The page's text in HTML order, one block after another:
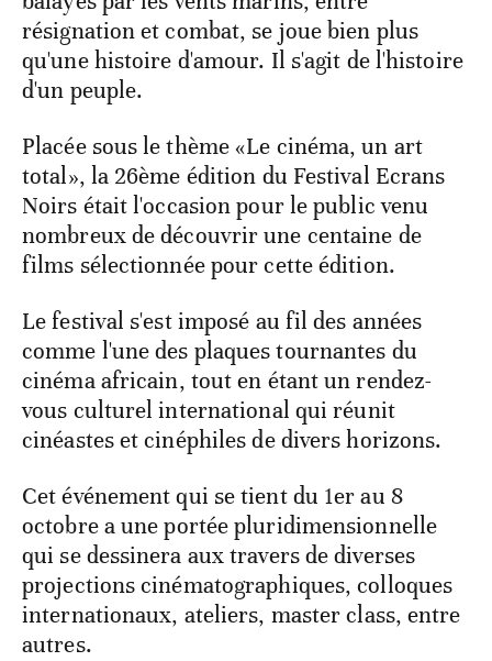
résignation et combat, se joue bien plus
qu'une histoire d'amour. Il s'agit de l'histoire
d'un peuple.
Placée sous le thème «Le cinéma, un art
total», la 26ème édition du Festival Ecrans
Noirs était l'occasion pour le public venu
nombreux de découvrir une centaine de
films sélectionnée pour cette édition.
Le festival s'est imposé au fil des années
comme l'une des plaques tournantes du
cinéma africain, tout en étant un rendez-
vous culturel international qui réunit
cinéastes et cinéphiles de divers horizons.
Cet événement qui se tient du 1er au 8
octobre a une portée pluridimensionnelle
qui se dessinera aux travers de diverses
projections cinématographiques, colloques
internationaux, ateliers, master class, entre
autres.